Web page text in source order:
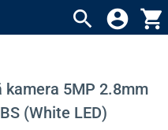
search account_circle shopping_cart
kamera 5MP 2.8mm
(White LED)